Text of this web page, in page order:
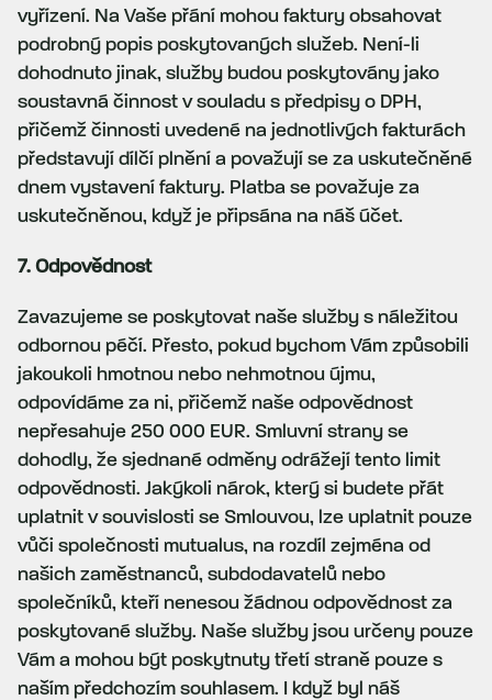
vyřízení. Na Vaše přání mohou faktury obsahovat
podrobný popis poskytovaných služeb. Není-li
dohodnuto jinak, služby budou poskytovány jako
soustavná činnost v souladu s předpisy o DPH,
přičemž činnosti uvedené na jednotlivých fakturách
představují dílčí plnění a považují se za uskutečněné
dnem vystavení faktury. Platba se považuje za
uskutečněnou, když je připsána na náš účet.
7. Odpovědnost
Zavazujeme se poskytovat naše služby s náležitou
odbornou péčí. Přesto, pokud bychom Vám způsobili
jakoukoli hmotnou nebo nehmotnou újmu,
odpovídáme za ni, přičemž naše odpovědnost
nepřesahuje 250 000 EUR. Smluvní strany se
dohodly, že sjednané odměny odrážejí tento limit
odpovědnosti. Jakýkoli nárok, který si budete přát
uplatnit v souvislosti se Smlouvou, lze uplatnit pouze
vůči společnosti mutualus, na rozdíl zejména od
našich zaměstnanců, subdodavatelů nebo
společníků, kteří nenesou žádnou odpovědnost za
poskytované služby. Naše služby jsou určeny pouze
Vám a mohou být poskytnuty třetí straně pouze s
naším předchozím souhlasem. I když byl náš